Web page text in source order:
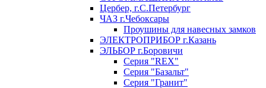
Цербер, г.С.Петербург
ЧАЗ г.Чебоксары
Проушины для навесных замков
ЭЛЕКТРОПРИБОР г.Казань
ЭЛЬБОР г.Боровичи
Серия "REX"
Серия "Базальт"
Серия "Гранит"